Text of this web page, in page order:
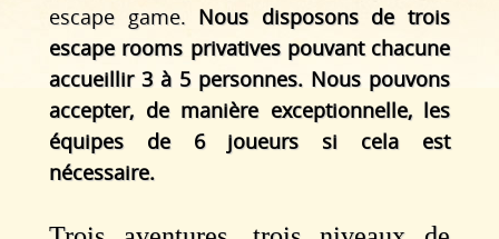
escape game. Nous disposons de trois
escape rooms privatives pouvant chacune
accueillir 3 à 5 personnes. Nous pouvons
accepter, de manière exceptionnelle, les
équipes de 6 joueurs si cela est
nécessaire.